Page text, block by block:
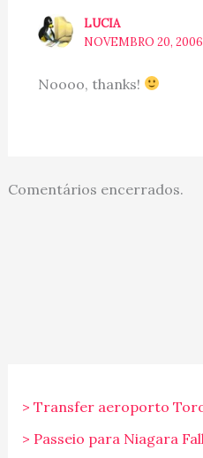
LUCIA
NOVEMBRO 20,
Noooo, thanks!
Comentários encerrados.
> Transfer aeroporto
> Passeio para Niagara